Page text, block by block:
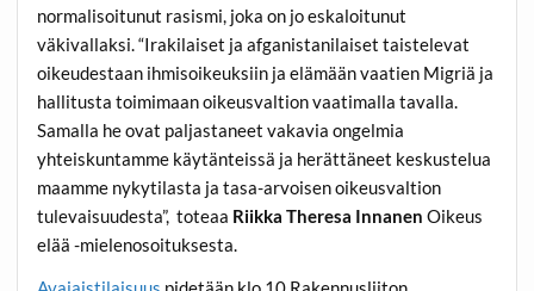
normalisoitunut rasismi, joka on jo eskaloitunut
väkivallaksi. “Irakilaiset ja afganistanilaiset taistelevat
oikeudestaan ihmisoikeuksiin ja elämään vaatien Migriä ja
hallitusta toimimaan oikeusvaltion vaatimalla tavalla.
Samalla he ovat paljastaneet vakavia ongelmia
yhteiskuntamme käytänteissä ja herättäneet keskustelua
maamme nykytilasta ja tasa-arvoisen oikeusvaltion
tulevaisuudesta”, toteaa Riikka Theresa Innanen Oikeus
elää -mielenosoituksesta.